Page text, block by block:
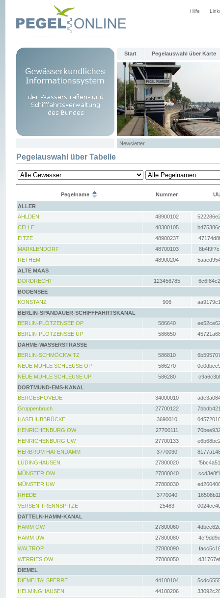
Hilfe
Start Pegelauswahl über Karte
Newsletter
Pegelauswahl über Tabelle
Pegelname Nummer
ALLER
AHLDEN
48900102
CELLE
48300105
EITZE
48900237
MARKLENDORF
48700103
RETHEM
48900204
ALTE MAAS
DORDRECHT
123456785
BODENSEE
KONSTANZ
906
BERLIN-SPANDAUER-SCHIFFFAHRTSKANAL
BERLIN-PLÖTZENSEE OP
586640
BERLIN-PLÖTZENSEE UP
586650
DAHME-WASSERSTRASSE
BERLIN-SCHMÖCKWITZ
586810
NEUE MÜHLE SCHLEUSE OP
586270
NEUE MÜHLE SCHLEUSE UP
586280
DORTMUND-EMS-KANAL
BERGESHÖVEDE
34000010
Groppenbruch
27700122
HASEHUBBRÜCKE
3690010
HENRICHENBURG OW
27700111
HENRICHENBURG UW
27700133
HERBRUM HAFENDAMM
3770030
LÜDINGHAUSEN
27800020
MÜNSTER OW
27800040
MÜNSTER UW
27800030
RHEDE
3770040
VERSEN TRENNSPITZE
25463
DATTELN-HAMM-KANAL
HAMM OW
27800060
HAMM UW
27800080
WALTROP
27800090
WERRIES OW
27800050
DIEMEL
DIEMELTALSPERRE
44100104
HELMINGHAUSEN
44100206